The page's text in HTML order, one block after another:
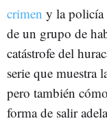
crimen y la policía
de un grupo de
catástrofe del
serie que muestra
pero también
forma de salir